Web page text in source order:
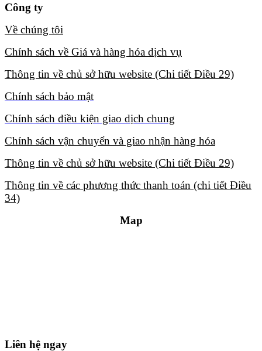
Công ty
Về chúng tôi​
Chính sách về Giá và hàng hóa dịch vụ​
Thông tin về chủ sở hữu website (Chi tiết Điều 29)​
Chính sách bảo mật​
Chính sách điều kiện giao dịch chung​
Chính sách vận chuyển và giao nhận hàng hóa​
Thông tin về chủ sở hữu website (Chi tiết Điều 29)​
Thông tin về các phương thức thanh toán (chi tiết Điều
34)​
Map
Liên hệ ngay